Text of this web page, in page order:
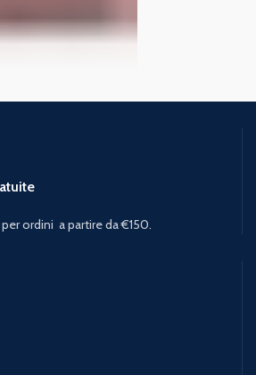
ordini a partire da €150.